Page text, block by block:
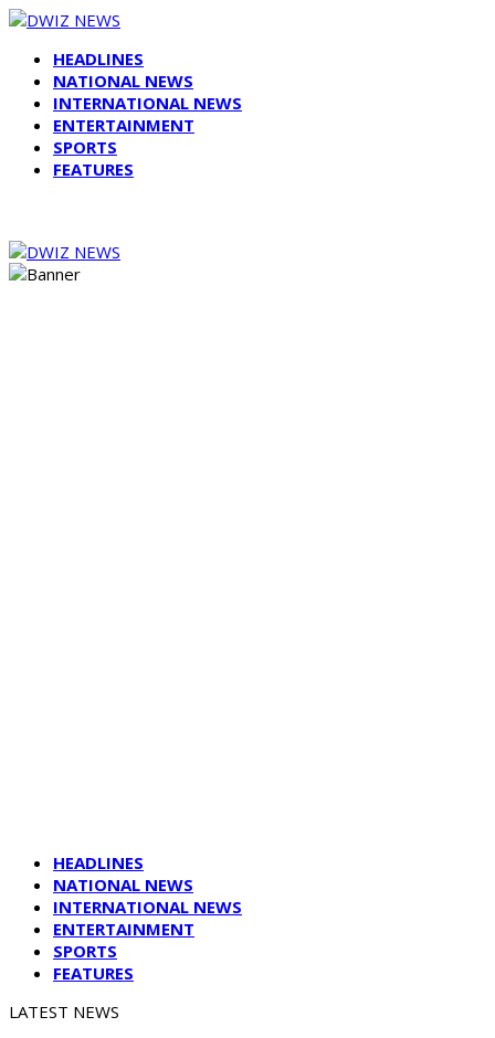
HEADLINES
NATIONAL NEWS
INTERNATIONAL NEWS
ENTERTAINMENT
SPORTS
FEATURES
HEADLINES
NATIONAL NEWS
INTERNATIONAL NEWS
ENTERTAINMENT
SPORTS
FEATURES
LATEST NEWS